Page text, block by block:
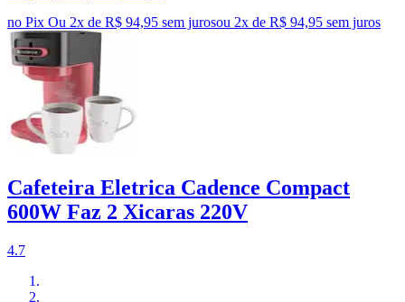
no Pix Ou 2x de R$ 94,95 sem jurosou 2x de R$ 94,95 sem juros
Cafeteira Eletrica Cadence Compact
600W Faz 2 Xicaras 220V
4.7